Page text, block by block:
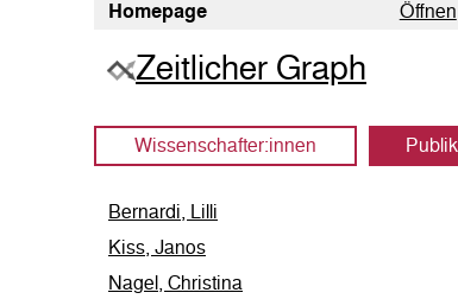
Homepage Öffnen
Zeitlicher Graph
Wissenschafter:innen
Bernardi, Lilli
Kiss, Janos
Nagel, Christina